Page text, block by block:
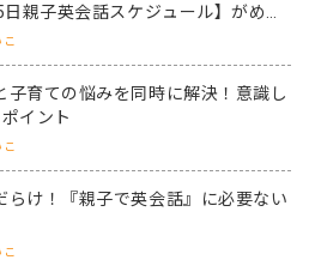
日親子英会話スケジュール】がめっ
ケ
こ
子育ての悩みを同時に解決！意識し
イント
こ
らけ！『親子で英会話』に必要ない
こ